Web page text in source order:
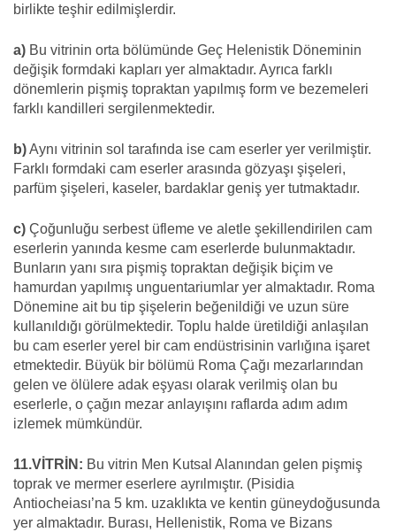
birlikte teşhir edilmişlerdir.
a) Bu vitrinin orta bölümünde Geç Helenistik Döneminin
değişik formdaki kapları yer almaktadır. Ayrıca farklı
dönemlerin pişmiş topraktan yapılmış form ve bezemeleri
farklı kandilleri sergilenmektedir.
b)Aynı vitrinin sol tarafında ise cam eserler yer verilmiştir.
Farklı formdaki cam eserler arasında gözyaşı şişeleri,
parfüm şişeleri, kaseler, bardaklar geniş yer tutmaktadır.
c) Çoğunluğu serbest üfleme ve aletle şekillendirilen cam
eserlerin yanında kesme cam eserlerde bulunmaktadır.
Bunların yanı sıra pişmiş topraktan değişik biçim ve
hamurdan yapılmış unguentariumlar yer almaktadır. Roma
Dönemine ait bu tip şişelerin beğenildiği ve uzun süre
kullanıldığı görülmektedir. Toplu halde üretildiği anlaşılan
bu cam eserler yerel bir cam endüstrisinin varlığına işaret
etmektedir. Büyük bir bölümü Roma Çağı mezarlarından
gelen ve ölülere adak eşyası olarak verilmiş olan bu
eserlerle, o çağın mezar anlayışını raflarda adım adım
izlemek mümkündür.
11.VİTRİN: Bu vitrin Men Kutsal Alanından gelen pişmiş
toprak ve mermer eserlere ayrılmıştır. (Pisidia
Antiocheiası’na 5 km. uzaklıkta ve kentin güneydoğusunda
yer almaktadır. Burası, Hellenistik, Roma ve Bizans